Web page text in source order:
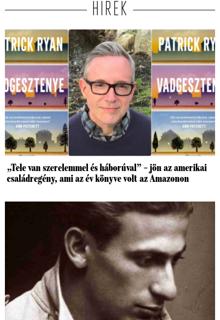
HÍREK
„Tele van szerelemmel és háborúval” – jön az amerikai
családregény, ami az év könyve volt az Amazonon